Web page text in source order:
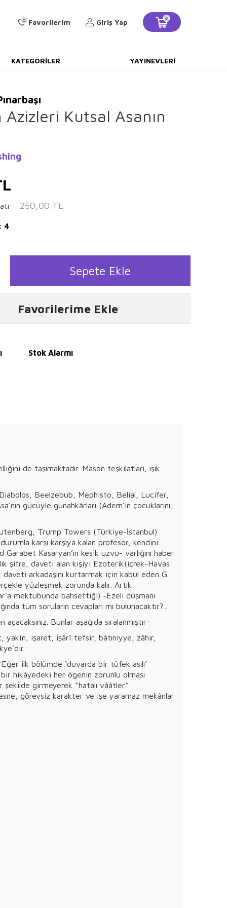
0 Favorilerim Giriş Yap 0
KATEGORILER YAYINEVLERI
Azizleri Kutsal Asanın
250,00TL
4
Sepete Ekle
Favorilerime Ekle
Stok Alarmı
de taşımaktadır. Mason teşkilatları, ışık
Beelzebub, Mephisto, Belial, Lucifer,
gücüyle günahkârları (Adem’in çocuklarını;
Trump Towers (Türkiye-İstanbul)
karşı karşıya kalan profesör, kendini
Kasaryan’ın kesik uzvu- varlığını haber
şifre, daveti alan kişiyi Ezoterik(içrek-Havas
arkadaşını kurtarmak için kabul eden G
yüzleşmek zorunda kalır. Artık
mektubunda bahsettiği) -Ezeli düşmanı
tüm soruların cevapları mı bulunacaktır?...
Bunlar aşağıda sıralanmıştır:
yakîn, işaret, işârî tefsir, bâtıniyye, zâhir,
ilk bölümde ‘duvarda bir tüfek asılı’
hikâyedeki her ögenin zorunlu olması
şekilde girmeyerek *hatalı vââtler*
görevsiz karakter ve işe yaramaz mekânlar